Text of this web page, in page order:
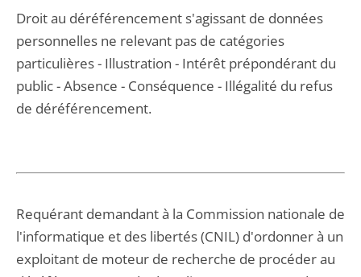
Droit au déréférencement s'agissant de données
personnelles ne relevant pas de catégories
particulières - Illustration - Intérêt prépondérant du
public - Absence - Conséquence - Illégalité du refus
de déréférencement.
Requérant demandant à la Commission nationale de
l'informatique et des libertés (CNIL) d'ordonner à un
exploitant de moteur de recherche de procéder au